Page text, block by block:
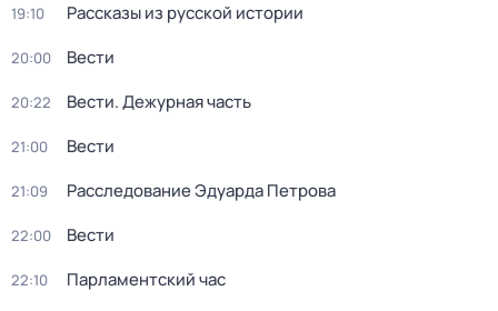
19:10 Рассказы из русской истории
20:00 Вести
20:22 Вести. Дежурная часть
21:00 Вести
21:09 Расследование Эдуарда Петрова
22:00 Вести
22:10 Парламентский час